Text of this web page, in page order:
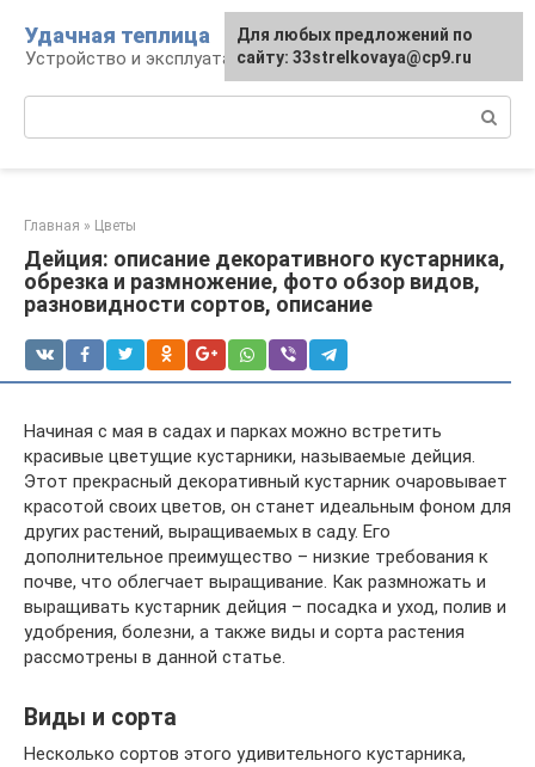
контенту
Удачная теплица
Устройство и эксплуатация теплиц
Главная » Цветы
Дейция: описание декоративного кустарника,
обрезка и размножение, фото обзор видов,
разновидности сортов, описание
Начиная с мая в садах и парках можно встретить
красивые цветущие кустарники, называемые дейция.
Этот прекрасный декоративный кустарник очаровывает
красотой своих цветов, он станет идеальным фоном для
других растений, выращиваемых в саду. Его
дополнительное преимущество – низкие требования к
почве, что облегчает выращивание. Как размножать и
выращивать кустарник дейция – посадка и уход, полив и
удобрения, болезни, а также виды и сорта растения
рассмотрены в данной статье.
Виды и сорта
Несколько сортов этого удивительного кустарника,
Для любых предложений по
сайту: 33strelkovaya@cp9.ru